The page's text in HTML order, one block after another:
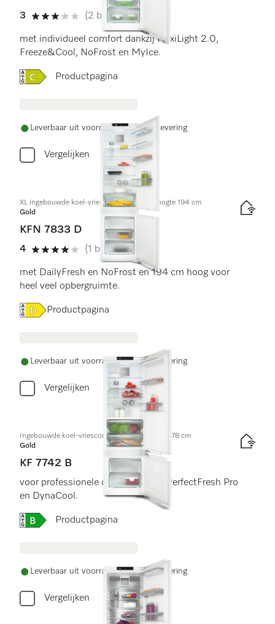
3
3 sterren van de 5
(2 beoordelingen)
met individueel comfort dankzij FlexiLight 2.0,
Freeze&Cool, NoFrost en MyIce.
Online Label Flag, Energielabel
Productpagina
Leverbaar uit voorraad met gratis levering
Vergelijken
XL ingebouwde koel-vriescombinatie, nishoogte 194 cm
Gold
KFN 7833 D
4
4 sterren van de 5
(1 beoordeling)
met DailyFresh en NoFrost en 194 cm hoog voor
heel veel opbergruimte.
Online Label Flag, Energielabel
Productpagina
Leverbaar uit voorraad met gratis levering
Vergelijken
Ingebouwde koel-vriescombinatie, nishoogte 178 cm
Gold
KF 7742 B
voor professionele opslag, dankzij PerfectFresh Pro
en DynaCool.
Online Label Flag, Energielabel
Productpagina
Leverbaar uit voorraad met gratis levering
Vergelijken